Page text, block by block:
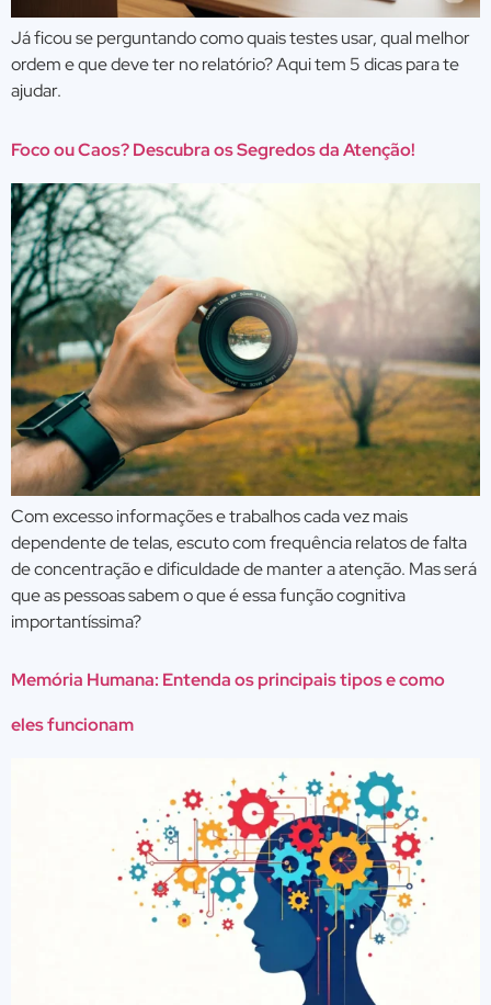
Já ficou se perguntando como quais testes usar, qual melhor
ordem e que deve ter no relatório? Aqui tem 5 dicas para te
ajudar.
Foco ou Caos? Descubra os Segredos da Atenção!
Com excesso informações e trabalhos cada vez mais
dependente de telas, escuto com frequência relatos de falta
de concentração e dificuldade de manter a atenção. Mas será
que as pessoas sabem o que é essa função cognitiva
importantíssima?
Memória Humana: Entenda os principais tipos e como
eles funcionam